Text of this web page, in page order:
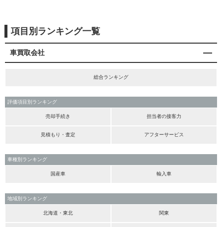
項目別ランキング一覧
車買取会社
総合ランキング
評価項目別ランキング
売却手続き 担当者の接客力
見積もり・査定 アフターサービス
車種別ランキング
国産車 輸入車
地域別ランキング
北海道・東北 関東